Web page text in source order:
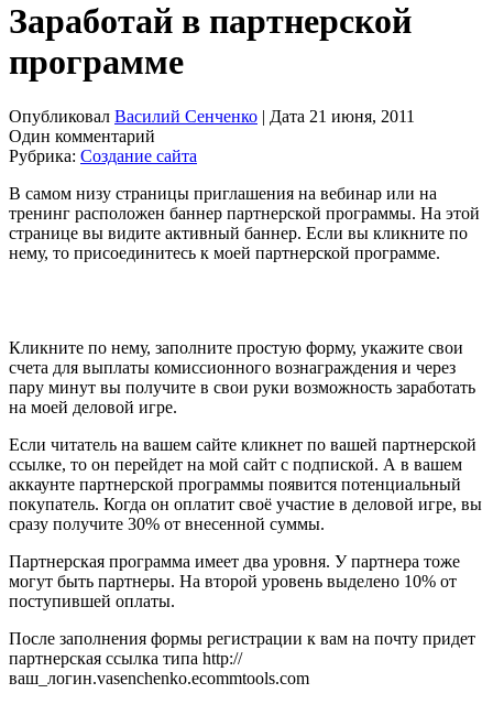
Заработай в партнерской
программе
Опубликовал Василий Сенченко | Дата 21 июня, 2011
Один комментарий
Рубрика: Создание сайта
В самом низу страницы приглашения на вебинар или на
тренинг расположен баннер партнерской программы. На этой
странице вы видите активный баннер. Если вы кликните по
нему, то присоединитесь к моей партнерской программе.
Кликните по нему, заполните простую форму, укажите свои
счета для выплаты комиссионного вознаграждения и через
пару минут вы получите в свои руки возможность заработать
на моей деловой игре.
Если читатель на вашем сайте кликнет по вашей партнерской
ссылке, то он перейдет на мой сайт с подпиской. А в вашем
аккаунте партнерской программы появится потенциальный
покупатель. Когда он оплатит своё участие в деловой игре, вы
сразу получите 30% от внесенной суммы.
Партнерская программа имеет два уровня. У партнера тоже
могут быть партнеры. На второй уровень выделено 10% от
поступившей оплаты.
После заполнения формы регистрации к вам на почту придет
партнерская ссылка типа http://
ваш_логин.vasenchenko.ecommtools.com